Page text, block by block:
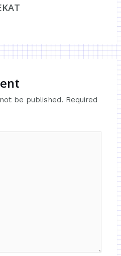
be published. Required